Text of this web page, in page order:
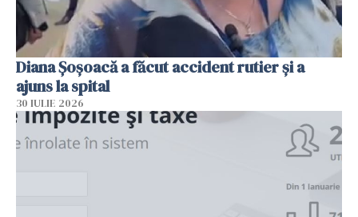
Diana Șoșoacă a făcut accident rutier și a
ajuns la spital
30 IULIE 2026